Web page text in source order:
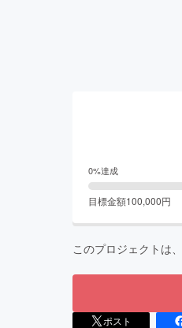
0%達成
目標金額100,000円
このプロジェクトは、
ポスト